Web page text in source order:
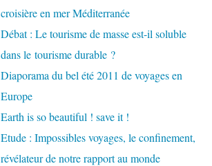
croisière en mer Méditerranée
Débat : Le tourisme de masse est-il soluble
dans le tourisme durable ?
Diaporama du bel été 2011 de voyages en
Europe
Earth is so beautiful ! save it !
Etude : Impossibles voyages, le confinement,
révélateur de notre rapport au monde